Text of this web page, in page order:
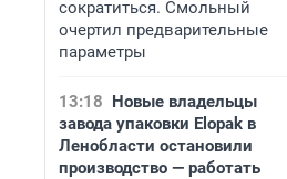
сократиться. Смольный
очертил предварительные
параметры
13:18 Новые владельцы
завода упаковки Elopak в
Ленобласти остановили
производство — работать